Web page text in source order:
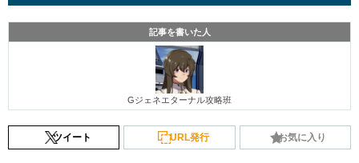
記事を書いた人
Gジェネエターナル攻略班
ツイート URL発行 お気に入り